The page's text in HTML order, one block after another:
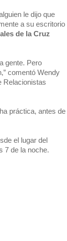
le dijo que
a su escritorio
de la Cruz
gente. Pero
comentó Wendy
Relacionistas
práctica, antes de
el lugar del
7 de la noche.